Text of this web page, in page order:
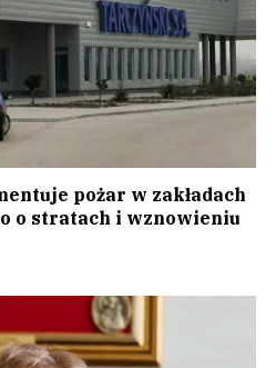
pożar w zakładach
o stratach i wznowieniu